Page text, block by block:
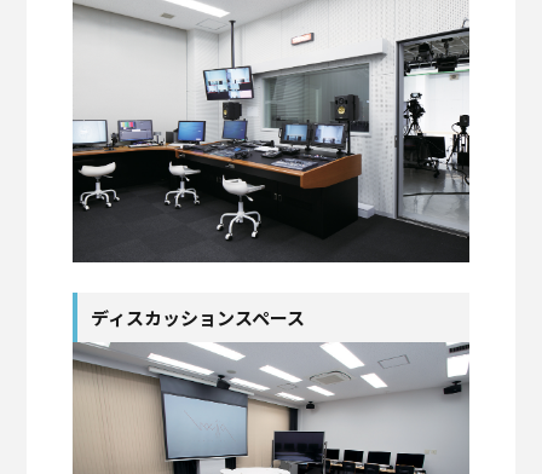
ディスカッションスペース